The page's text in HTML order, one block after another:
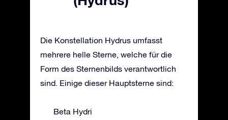
Die Konstellation Hydrus umfasst
mehrere helle Sterne, welche für die
Form des Sternenbilds verantwortlich
sind. Einige dieser Hauptsterne sind:
Beta Hydri